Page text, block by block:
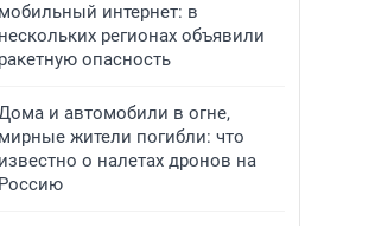
мобильный интернет: в
нескольких регионах объявили
ракетную опасность
и автомобили в огне,
мирные жители погибли: что
известно о налетах дронов на
Россию